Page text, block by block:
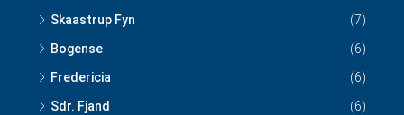
Skaastrup Fyn
(7)
Bogense
(6)
Fredericia
(6)
Sdr. Fjand
(6)